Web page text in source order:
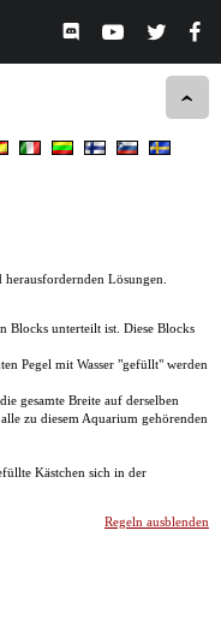
Lösungen.
Blocks unterteilt ist. Diese Blocks
Pegel mit Wasser "gefüllt" werden
gesamte Breite auf derselben
zu diesem Aquarium gehörenden
Kästchen sich in der
Regeln ausblenden